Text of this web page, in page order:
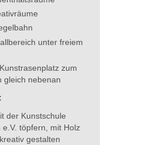
unter freiem
zum
gleich nebenan
der Kunstschule
e.V. töpfern, mit Holz
gestalten